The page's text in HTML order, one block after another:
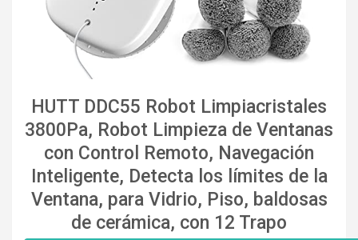
HUTT DDC55 Robot Limpiacristales
3800Pa, Robot Limpieza de Ventanas
con Control Remoto, Navegación
Inteligente, Detecta los límites de la
Ventana, para Vidrio, Piso, baldosas
de cerámica, con 12 Trapo